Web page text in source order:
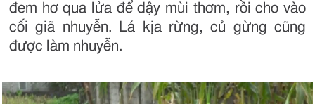
đem hơ qua lửa để dậy mùi thơm, rồi cho vào
cối giã nhuyễn. Lá kịa rừng, củ gừng cũng
được làm nhuyễn.